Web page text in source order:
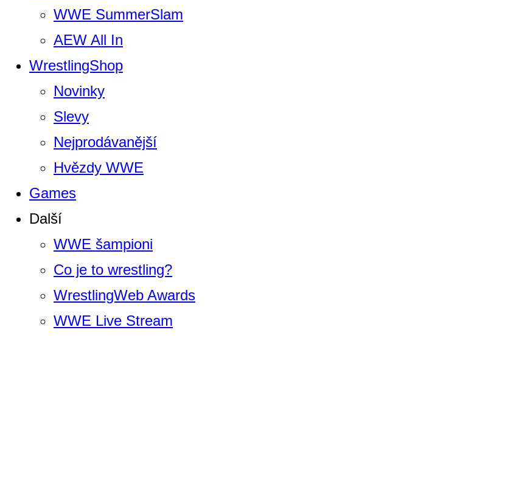
WWE SummerSlam
AEW All In
WrestlingShop
Novinky
Slevy
Nejprodávanější
Hvězdy WWE
Games
Další
WWE šampioni
Co je to wrestling?
WrestlingWeb Awards
WWE Live Stream